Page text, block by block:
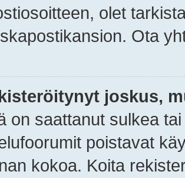
olet
Ota
joskus,
on saattanut sulkea
poistavat
kokoa. Koita